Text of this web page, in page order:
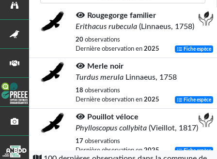
Rougegorge familier
Erithacus rubecula (Linnaeus, 1758)
20 observations
Dernière observation en 2025 Fiche espèce
Merle noir
Turdus merula Linnaeus, 1758
18 observations
Dernière observation en 2025 Fiche espèce
Pouillot véloce
Phylloscopus collybita (Vieillot, 1817)
17 observations
Dernière observation en 2025 Fiche espèce